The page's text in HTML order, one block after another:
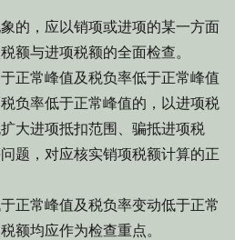
，应以销项或进项的某一方面
额与进项税额的全面检查。
常峰值及税负率低于正常峰值
负率低于正常峰值的，以进项税
大进项抵扣范围、骗抵进项税
题，对应核实销项税额计算的正
常峰值及税负率变动低于正常
额均应作为检查重点。